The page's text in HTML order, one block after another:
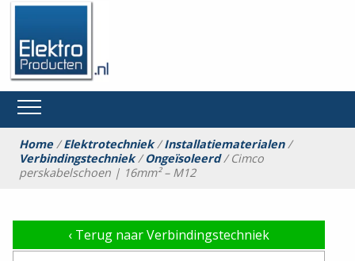
Home/Elektrotechniek/Installatiematerialen/
Verbindingstechniek/Ongeïsoleerd/ Cimco
perskabelschoen | 16mm² – M12
‹ Terug naar Verbindingstechniek